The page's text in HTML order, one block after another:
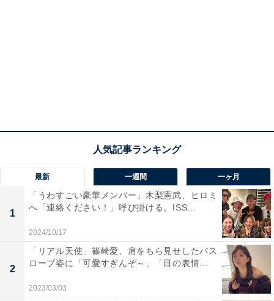
最新 一週間 一ヶ月
1
「うわすごい豪華メンバー」木梨憲武、ヒロミ
へ「連絡ください！」呼び掛ける。ISS...
2024/10/17
2
「リアル天使」篠崎愛、肩をちら見せしたバス
ローブ姿に「可愛すぎんぞ～」「目の表情...
2023/03/03